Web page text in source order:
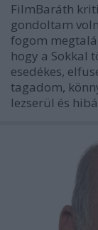
FilmBaráth
gondoltam
fogom
hogy a Sokkal
esedékes,
tagadom,
lezserül és